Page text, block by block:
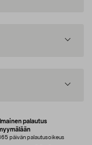
Ilmainen palautus
päivän palautusoikeus